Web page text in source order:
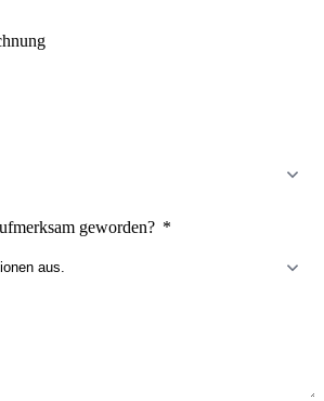
geworden?